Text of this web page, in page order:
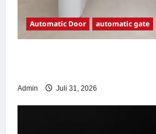
Automatic Door automatic gate
Admin Juli 31, 2026